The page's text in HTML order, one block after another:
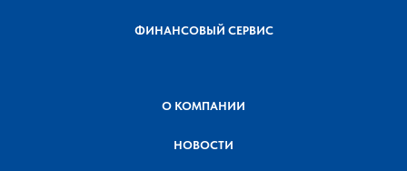
ФИНАНСОВЫЙ СЕРВИС
О КОМПАНИИ
НОВОСТИ